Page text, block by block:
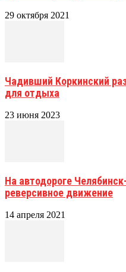
29 октября 2021
Чадивший Коркинский
для отдыха
23 июня 2023
На автодороге
реверсивное движение
14 апреля 2021